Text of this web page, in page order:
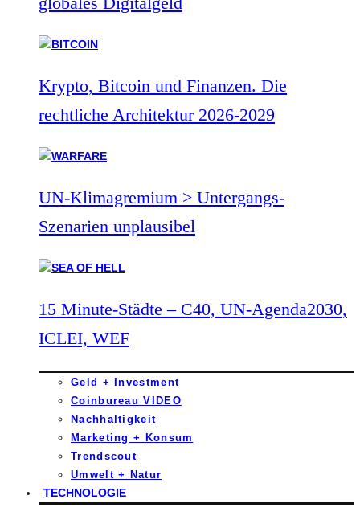
Krypto, Bitcoin und Finanzen. Die
rechtliche Architektur 2026-2029
UN-Klimagremium > Untergangs-
Szenarien unplausibel
15 Minute-Städte – C40, UN-Agenda2030,
ICLEI, WEF
Geld + Investment
Coinbureau VIDEO
Nachhaltigkeit
Marketing + Konsum
Trendscout
Umwelt + Natur
TECHNOLOGIE